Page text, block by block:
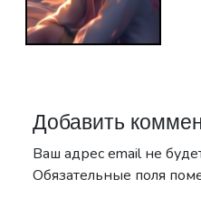
Добавить
Ваш адрес email не
Обязательные поля